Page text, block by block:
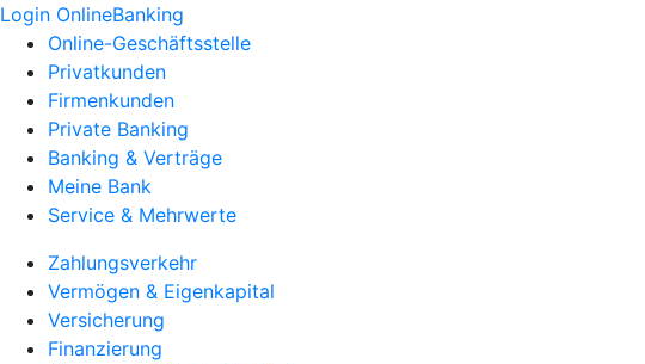
Login OnlineBanking
Online-Geschäftsstelle
Privatkunden
Firmenkunden
Private Banking
Banking & Verträge
Meine Bank
Service & Mehrwerte
Zahlungsverkehr
Vermögen & Eigenkapital
Versicherung
Finanzierung